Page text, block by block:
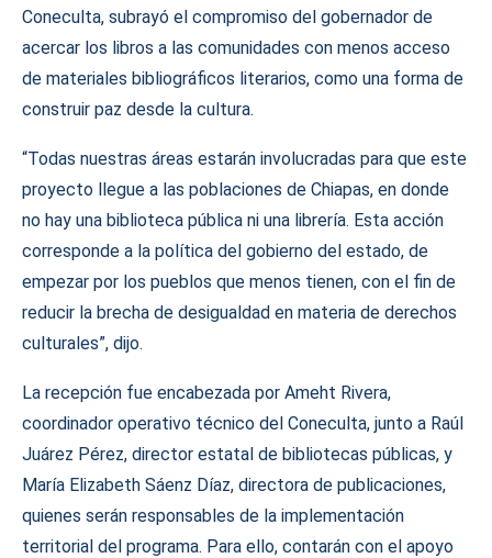
Coneculta, subrayó el compromiso del gobernador de
acercar los libros a las comunidades con menos acceso
de materiales bibliográficos literarios, como una forma de
construir paz desde la cultura.
“Todas nuestras áreas estarán involucradas para que este
proyecto llegue a las poblaciones de Chiapas, en donde
no hay una biblioteca pública ni una librería. Esta acción
corresponde a la política del gobierno del estado, de
empezar por los pueblos que menos tienen, con el fin de
reducir la brecha de desigualdad en materia de derechos
culturales”, dijo.
La recepción fue encabezada por Ameht Rivera,
coordinador operativo técnico del Coneculta, junto a Raúl
Juárez Pérez, director estatal de bibliotecas públicas, y
María Elizabeth Sáenz Díaz, directora de publicaciones,
quienes serán responsables de la implementación
territorial del programa. Para ello, contarán con el apoyo